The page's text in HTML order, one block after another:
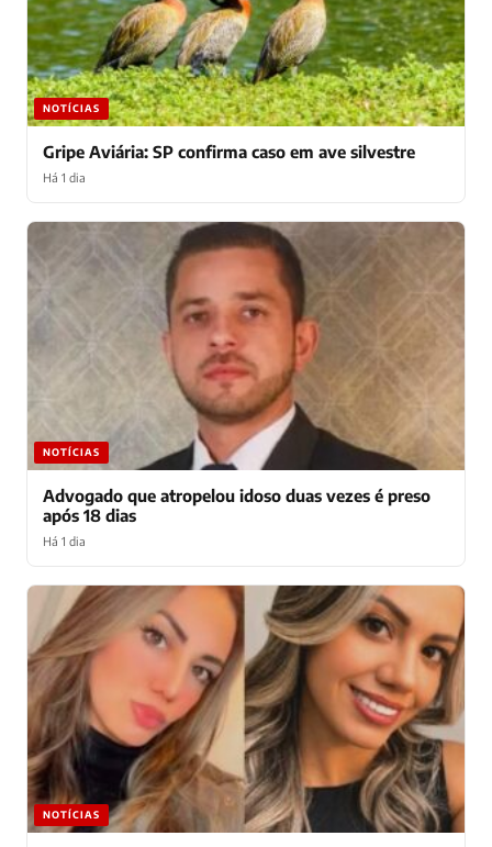
NOTÍCIAS
Gripe Aviária: SP confirma caso em ave silvestre
Há 1 dia
NOTÍCIAS
Advogado que atropelou idoso duas vezes é preso
após 18 dias
Há 1 dia
NOTÍCIAS